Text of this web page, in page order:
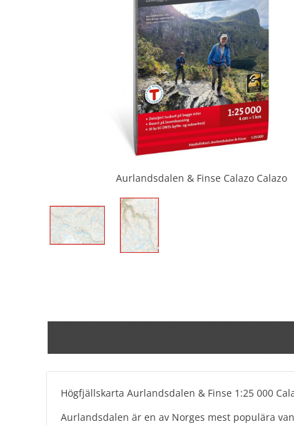
Aurlandsdalen & Finse Calazo Calazo
Högfjällskarta Aurlandsdalen & Finse 1:25 000
Aurlandsdalen är en av Norges mest populära